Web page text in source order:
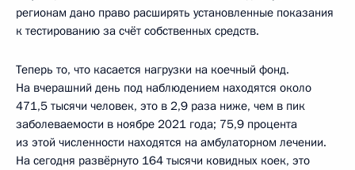
регионам дано право расширять установленные показания
к тестированию за счёт собственных средств.
Теперь то, что касается нагрузки на коечный фонд.
На вчерашний день под наблюдением находятся около
471,5 тысячи человек, это в 2,9 раза ниже, чем в пик
заболеваемости в ноябре 2021 года; 75,9 процента
из этой численности находятся на амбулаторном лечении.
На сегодня развёрнуто 164 тысячи ковидных коек, это